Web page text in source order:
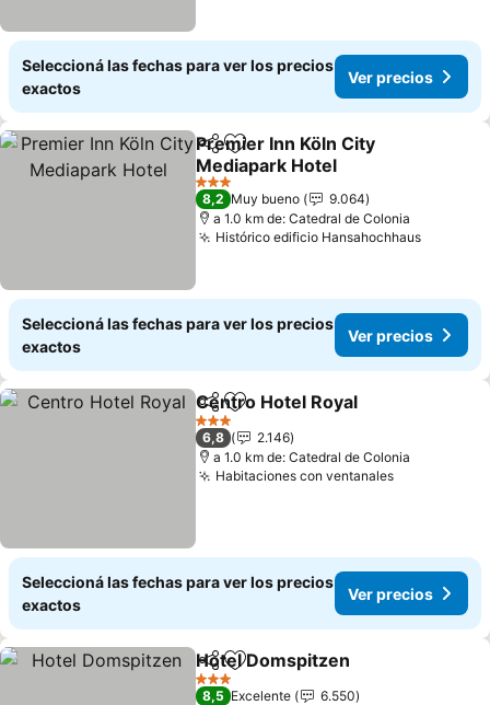
Seleccioná las fechas para ver los precios
exactos
Ver precios
CompartirAñadir a favoritos
Premier Inn Köln City
Mediapark Hotel
Ver precios
3 Estrellas
8,2 Muy bueno
9.064
a 1.0 km de: Catedral de Colonia
Histórico edificio HansahochhausVer
Seleccioná las fechas para ver los precios
exactos
Ver precios
CompartirAñadir a favoritos
Centro Hotel Royal
3 Estrellas
6,8
2.146
a 1.0 km de: Catedral de Colonia
Habitaciones con ventanalesVer precios
Seleccioná las fechas para ver los precios
exactos
Ver precios
CompartirAñadir a favoritos
Hotel Domspitzen
3 Estrellas
8,5 Excelente
6.550